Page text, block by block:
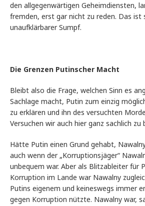
den allgegenwärtigen Geheimdiensten,
fremden, erst gar nicht zu reden. Das ist
unaufklärbarer Sumpf.
Die Grenzen Putinscher Macht
Bleibt also die Frage, welchen Sinn es
Sachlage macht, Putin zum einzig
zu erklären und ihn des versuchten
Versuchen wir auch hier ganz sachlich zu
Hätte Putin einen Grund gehabt,
auch wenn der „Korruptionsjäger“
unbequem war. Aber als Blitzableiter für
Korruption im Lande war Nawalny
Putins eigenem und keineswegs immer
gegen Korruption nützte. Nawalny war,